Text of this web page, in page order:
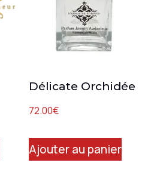
Délicate Orchidée
72.00€
Ajouter au panier